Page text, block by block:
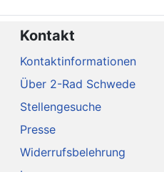
Kontakt
Kontaktinformationen
Über 2-Rad Schwede
Stellengesuche
Presse
Widerrufsbelehrung